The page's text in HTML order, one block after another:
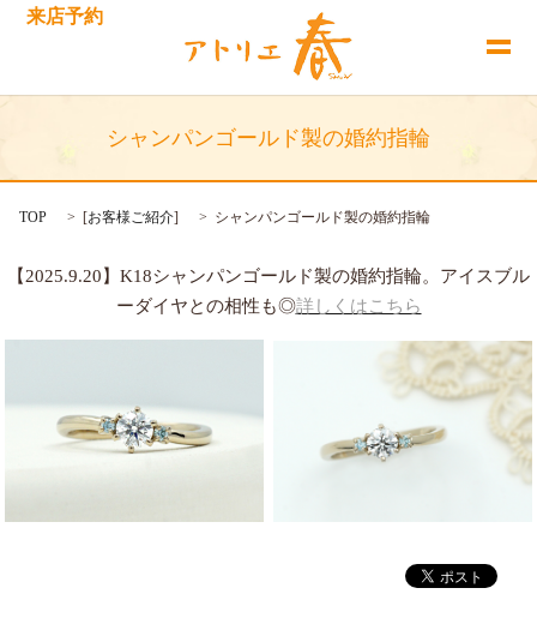
来店予約
シャンパンゴールド製の婚約指輪
TOP [お客様ご紹介] シャンパンゴールド製の婚約指輪
【2025.9.20】K18シャンパンゴールド製の婚約指輪。アイスブル
ーダイヤとの相性も◎詳しくはこちら